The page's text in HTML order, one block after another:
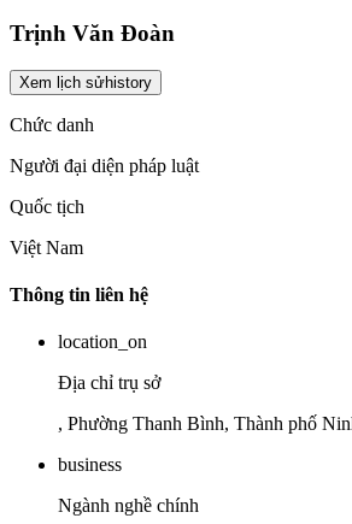
Trịnh Văn Đoàn
Xem lịch sửhistory
Chức danh
Người đại diện pháp luật
Quốc tịch
Việt Nam
Thông tin liên hệ
location_on
Địa chỉ trụ sở
, Phường Thanh Bình, Thành phố
business
Ngành nghề chính